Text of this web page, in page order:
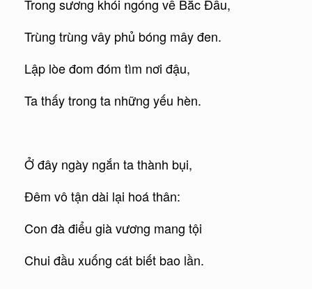
Trong sương khói ngóng về Bắc Đẩu,
Trùng trùng vây phủ bóng mây đen.
Lập lòe đom đóm tìm nơi đậu,
Ta thấy trong ta những yếu hèn.
Ở đây ngày ngắn ta thành bụi,
Đêm vô tận dài lại hoá thân:
Con đà điểu già vương mang tội
Chui đầu xuống cát biết bao lần.